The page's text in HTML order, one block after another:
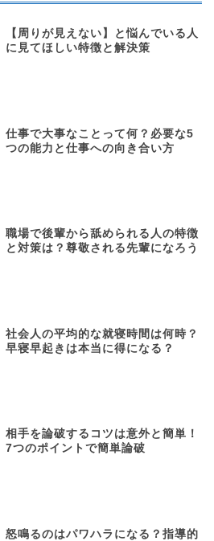
【周りが見えない】と悩んでいる人
に見てほしい特徴と解決策
仕事で大事なことって何？必要な5
つの能力と仕事への向き合い方
職場で後輩から舐められる人の特徴
と対策は？尊敬される先輩になろう
社会人の平均的な就寝時間は何時？
早寝早起きは本当に得になる？
相手を論破するコツは意外と簡単！
7つのポイントで簡単論破
怒鳴るのはパワハラになる？指導的